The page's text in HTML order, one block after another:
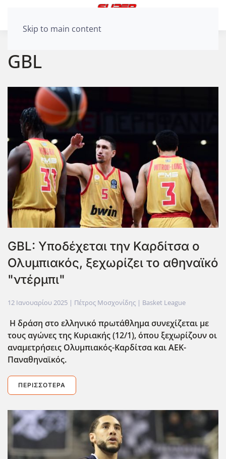
Skip to main content
GBL
GBL: Υποδέχεται την Καρδίτσα ο
Ολυμπιακός, ξεχωρίζει το αθηναϊκό
"ντέρμπι"
12 Ιανουαρίου 2025 | Πέτρος Μοσχονίδης | Basket League
Η δράση στο ελληνικό πρωτάθλημα συνεχίζεται με
τους αγώνες της Κυριακής (12/1), όπου ξεχωρίζουν οι
αναμετρήσεις Ολυμπιακός-Καρδίτσα και ΑΕΚ-
Παναθηναϊκός.
ΠΕΡΙΣΣΌΤΕΡΑ